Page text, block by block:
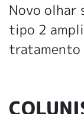
Novo olhar
tipo 2
tratamento